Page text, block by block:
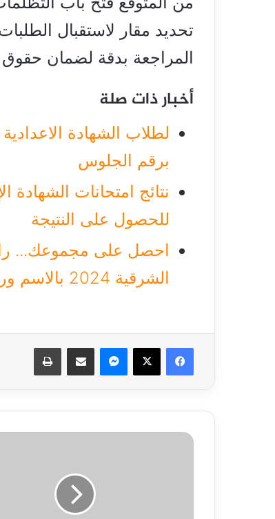
تحديد مقار لاستقبال
المراجعة بدقة لضمان حقوق
أخبار ذات صلة
لطلاب الشهادة
برقم الجلوس
للحصول على النتيجة
احصل على مجموعك...
الشرقية 2024 بالاسم ورقم الجلوس
فيسبوك ‫X ماسنجر مشاركة عبر البريد طباعة
تقلبات